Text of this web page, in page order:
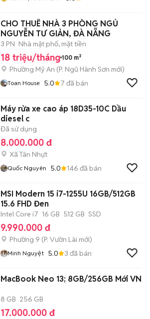
CHO THUÊ NHÀ 3 PHÒNG NGỦ
NGUYỄN TƯ GIẢN, ĐÀ NẴNG
3 PN Nhà mặt phố, mặt tiền
18 triệu/tháng 100 m²
Phường Mỹ An (P. Ngũ Hành Sơn mới)
Toan House 5.0 7 đã bán
Máy rửa xe cao áp 18D35-10C Dầu
diesel c
Đã sử dụng
8.000.000 đ
Xã Tân Nhựt
Quốc Nguyên 5.0 146 đã bán
MSI Modern 15 i7-1255U 16GB/512GB
15.6 FHD Đen
Intel Core i7 16 GB 512 GB SSD
9.990.000 đ
Phường 9 (P. Vườn Lài mới)
Minh Nguyệt 5.0 3 đã bán
MacBook Neo 13; 8GB/256GB Mới VN
8 GB 256 GB
17.000.000 đ